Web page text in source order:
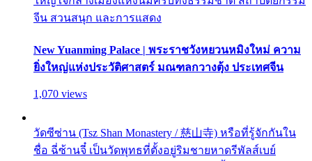
จีน สวนสนุก และการแสดง
New Yuanming Palace | พระราชวังหยวนหมิงใหม่ ความ
ยิ่งใหญ่แห่งประวัติศาสตร์ มณฑลกวางตุ้ง ประเทศจีน
1,070 views
วัดซีซ่าน (Tsz Shan Monastery / 慈山寺) หรือที่รู้จักกันใน
ชื่อ ฉี่ซ้านจี๋ เป็นวัดพุทธที่ตั้งอยู่ริมชายหาดรีพัลส์เบย์